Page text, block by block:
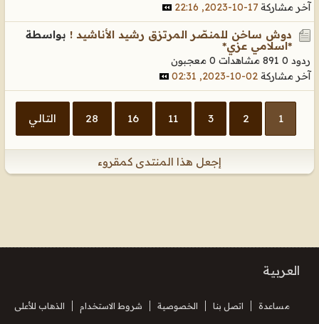
آخر مشاركة 17-10-2023, 22:16
دوش ساخن للمنصّر المرتزق رشيد الأناشيد ! بواسطة
*اسلامي عزي*
ردود 0 891 مشاهدات
0 معجبون
آخر مشاركة 02-10-2023, 02:31
1
2
3
11
16
28 التالي
إجعل هذا المنتدى كمقروء
العربية
مساعدة اتصل بنا الخصوصية شروط الاستخدام الذهاب للأعلى